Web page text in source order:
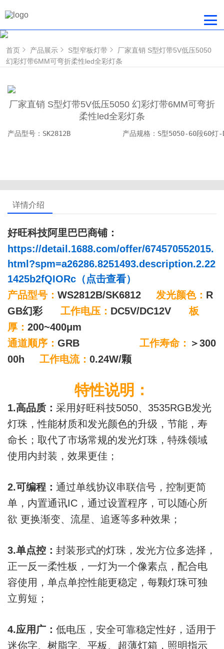
首页 产品展示 S型窄板灯带
厂家直销 S型灯带5V低压5050
幻彩灯带6MM可弯折柔性led全彩灯条
厂家直销 S型灯带5V低压5050 幻彩灯带6MM可弯折
柔性led全彩灯条
产品型号：SK2812B             产品规格：S型5050-60段60灯-
详情介绍
好旺科技阿里巴巴商铺：
https://detail.1688.com/offer/674570552015.
html?spm=a26286.8251493.description.2.22
1425b2fQIORc（点击查看）
产品型号： WS2812B/SK6812 发光颜色： R
GB幻彩 工作电压： DC5V/DC12V板
厚： 200~400μm
通道顺序： GRB 工作寿命： ＞300
00h 工作电流： 0.24W/颗
特性说明：
1.高品质： 采用好旺科技5050、3535RGB发光
灯珠，性能材质和发光颜色的升级，节能，寿
命长；取代了市场常规的发光灯珠，特殊领域
使用内封装，效果更佳；
2.可编程： 通过单线协议串联信号，控制更简
单，内置通讯IC，通过设置程序，可以随心所
欲 更换渐变、流星、追逐等多种效果；
3.单点控： 封装形式的灯珠，发光方位多选择，
正一反一柔性板，一灯为一个像素点，配合电
容使用，单点单控性能更稳定，每颗灯珠可独
立剪短；
4.应用广： 低电压，安全可靠稳定性好，适用于
迷你字、树脂字、平板、超薄灯箱，照明指示